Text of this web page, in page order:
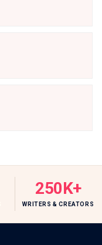
250K+
WRITERS & CREATORS